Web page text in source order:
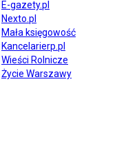
E-gazety.pl
Nexto.pl
Mała księgowość
Kancelarierp.pl
Wieści Rolnicze
Życie Warszawy